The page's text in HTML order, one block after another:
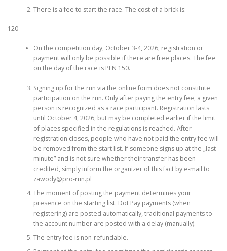
There is a fee to start the race. The cost of a brick is:
120
On the competition day, October 3-4, 2026, registration or
payment will only be possible if there are free places. The fee
on the day of the race is PLN 150.
Signing up for the run via the online form does not constitute
participation on the run. Only after paying the entry fee, a given
person is recognized as a race participant. Registration lasts
until October 4, 2026, but may be completed earlier if the limit
of places specified in the regulations is reached. After
registration closes, people who have not paid the entry fee will
be removed from the start list. If someone signs up at the „last
minute” and is not sure whether their transfer has been
credited, simply inform the organizer of this fact by e-mail to
zawody@pro-run.pl
The moment of posting the payment determines your
presence on the starting list. Dot Pay payments (when
registering) are posted automatically, traditional payments to
the account number are posted with a delay (manually).
The entry fee is non-refundable.